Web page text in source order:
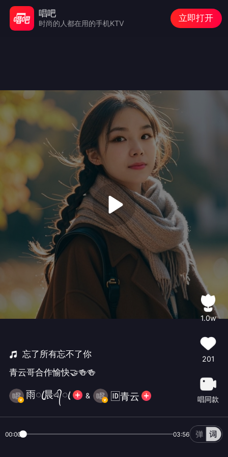
忘了所有忘不了你
青云哥合作愉快🤝🍻🍻
雨ꦿ晨এ᭄ꦿ & 🆔青云
1.0w
201
唱同款
00:00 03:56
唱吧
时尚的人都在用的手机KTV
立即打开